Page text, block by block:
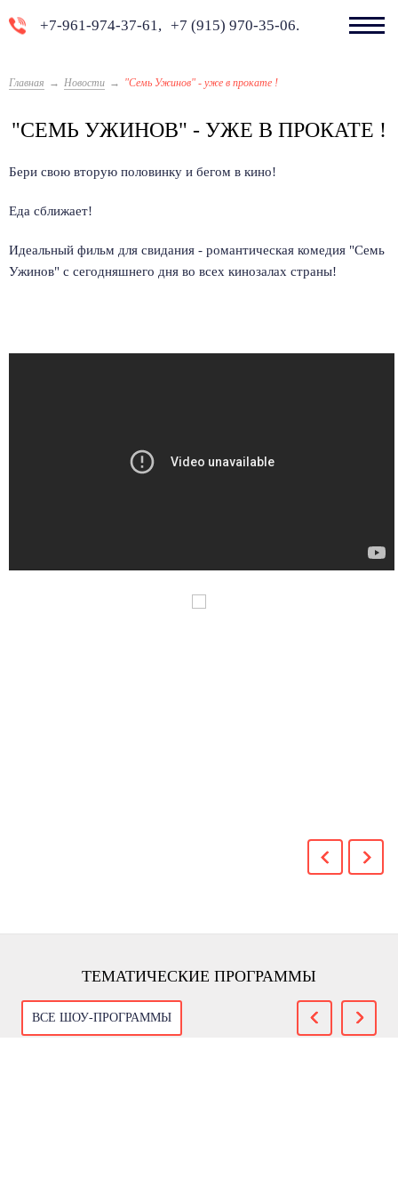
+7-961-974-37-61, +7 (915) 970-35-06.
Главная Новости "Семь Ужинов" - уже в прокате !
"СЕМЬ УЖИНОВ" - УЖЕ В ПРОКАТЕ !
Бери свою вторую половинку и бегом в кино!
Еда сближает!
Идеальный фильм для свидания - романтическая комедия "Семь
Ужинов" с сегодняшнего дня во всех кинозалах страны!
ТЕМАТИЧЕСКИЕ ПРОГРАММЫ
ВСЕ ШОУ-ПРОГРАММЫ